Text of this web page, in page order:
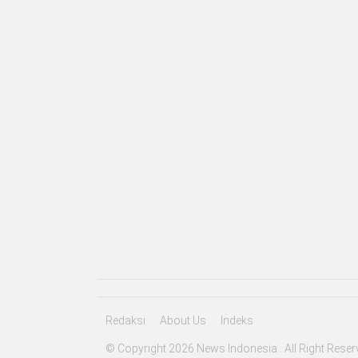
Redaksi About Us Indeks
© Copyright 2026 News Indonesia . All Right